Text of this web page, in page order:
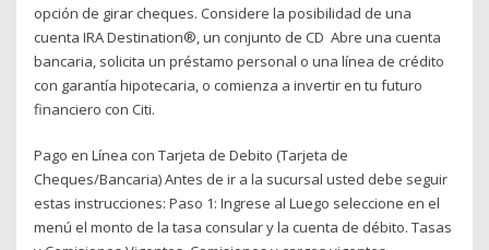
opción de girar cheques. Considere la posibilidad de una
cuenta IRA Destination®, un conjunto de CD Abre una cuenta
bancaria, solicita un préstamo personal o una línea de crédito
con garantía hipotecaria, o comienza a invertir en tu futuro
financiero con Citi.
Pago en Línea con Tarjeta de Debito (Tarjeta de
Cheques/Bancaria) Antes de ir a la sucursal usted debe seguir
estas instrucciones: Paso 1: Ingrese al Luego seleccione en el
menú el monto de la tasa consular y la cuenta de débito. Tasas